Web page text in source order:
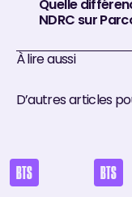
Quelle
NDRC sur
À lire aussi
D’autres articles
BTS
Alternance dans
BTS